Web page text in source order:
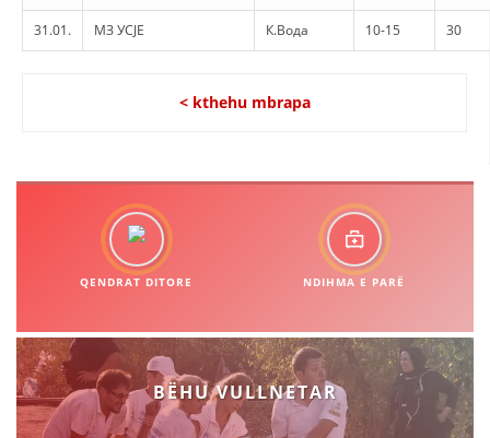
31.01. МЗ УСЈЕ К.Вода 10-15 30
< kthehu mbrapa
QENDRAT DITORE NDIHMA E PARË
BËHU VULLNETAR